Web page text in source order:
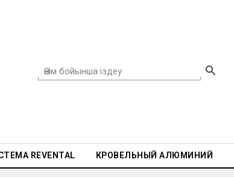
REVENTAL КРОВЕЛЬНЫЙ АЛЮМИНИЙ